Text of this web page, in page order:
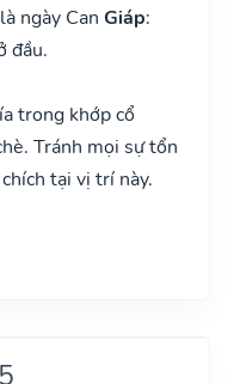
ngày Can Giáp:
đầu.
trong khớp cổ
Tránh mọi sự tổn
tại vị trí này.